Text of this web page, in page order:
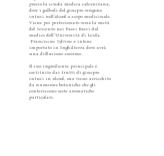
presso la scuola medica salernitana,
dove i galbuli del ginepro vengono
infusi nell’alcool a scopo medicinale.
Viene poi perfezionato verso la metà
del Seicento nei Paesi Bassi dal
medico dell’Università di Leida
Franciscus Sylvius e infine
importato in Inghilterra dove avrà
una diffusione enorme. ​
Il suo ingrediente principale è
costituito dai frutti di ginepro
infusi in alcool, ma viene arricchito
da numerose botaniche che gli
conferiscono note aromatiche
particolari.